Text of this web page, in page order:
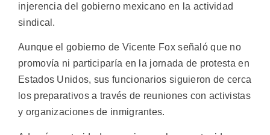
injerencia del gobierno mexicano en la actividad
sindical.
Aunque el gobierno de Vicente Fox señaló que no
promovía ni participaría en la jornada de protesta en
Estados Unidos, sus funcionarios siguieron de cerca
los preparativos a través de reuniones con activistas
y organizaciones de inmigrantes.